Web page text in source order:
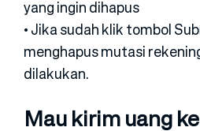
yang ingin dihapus
• Jika sudah klik tombol
menghapus mutasi
dilakukan.
Mau kirim uang